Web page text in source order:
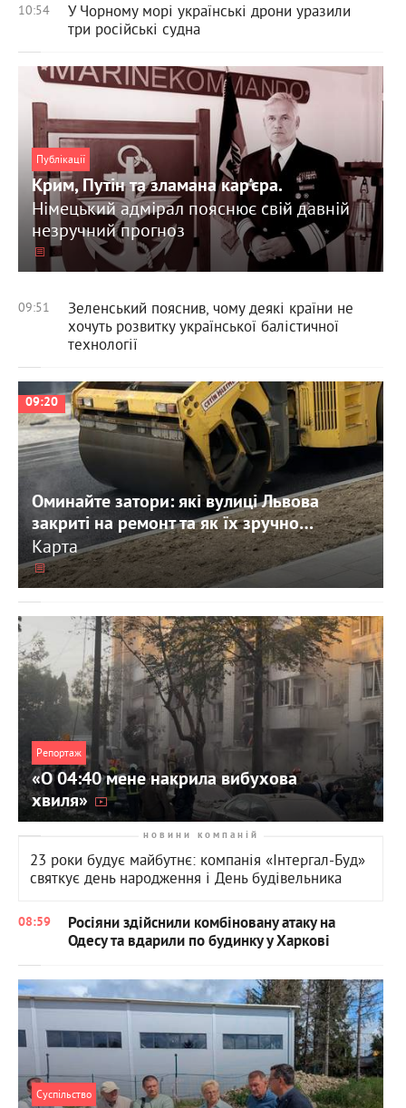
10:54
У Чорному морі українські дрони уразили
три російські судна
Публікації
Крим, Путін та зламана кар'єра.
Німецький адмірал пояснює свій давній
незручний прогноз
09:51
Зеленський пояснив, чому деякі країни не
хочуть розвитку української балістичної
технології
09:20
Оминайте затори: які вулиці Львова
закриті на ремонт та як їх зручно
об’їхати.
Карта
Репортаж
«О 04:40 мене накрила вибухова
хвиля»
новини компаній
23 роки будує майбутнє: компанія «Інтергал-Буд»
святкує день народження і День будівельника
08:59
Росіяни здійснили комбіновану атаку на
Одесу та вдарили по будинку у Харкові
Суспільство